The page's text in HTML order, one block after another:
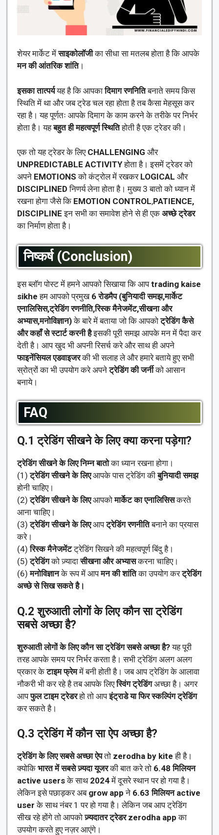
शेयर मार्केट मेंसाइकोलॉजीका सीधा सा मतलब होता है कि आपके
मन की आंतरिक शांति।
इसका तात्पर्ययह है कि आपकादिमाग रणनितिबनाते समय किस
स्थिति में था और जब ट्रेड चल रहा होता है तब कैसा मेहसूस कर
रहा है। यह पूर्णतः आपके दिमाग के काम करने के तरीके पर निर्भर
होता है। यहबहुत ही महत्वपूर्ण स्थितिहोती है एक ट्रेडर की।
एक तो यह ट्रेडर के लिए CHALLENGING और
UNPREDICTABLE ACTIVITYहोता है। इसमें ट्रेडर को
अपने EMOTIONS को कंट्रोल में रखकर LOGICAL और
DISCIPLINED निणर्य लेना होता है। मुख्य 3 बातो को ध्यान में
रखना होगा जैसे कि EMOTION CONTROL,PATIENCE,
DISCIPLINE इन सभी का समावेश होने से ही एक अच्छे ट्रेडर
का निर्माण होता है।
निष्कर्ष (Conclusion)
इस ब्लॉग पोस्ट में हमने आपको सिखाया कि आपtrading kaise
sikhe हम आपको प्रमुख 6 रोडमैप (बुनियादी समझ,मार्केट
एनालिसिस,ट्रेडिंग रणनीति,रिस्क मैनेजमेंट,सीखना और
अभ्यास,मनोविज्ञान)के बारे में बताया जो कि आपकोट्रेडिंग कैसे
और कहाँ से स्टार्ट करनी हैइसकी पूरी समझ आपके मन में पैदा कर
देती है। आप खुद भी अपनी रिसर्च करे और साथ ही अपने
फाइनेंसियल एडवाइजरकी भी सलाह ले और हमारे बताये हुए सभी
स्रोत्रों का भी उपयोग करे अपनेट्रेडिंग की जर्नीको आसान
बनाये।
FAQ
Q.1 ट्रेडिंग सीखने के लिए क्या करना पड़ेगा?
ट्रेडिंग सीखने के लिए निम्न बातोका ध्यान रखना होगा।
(1)ट्रेडिंग सीखने के लिएआपके पास ट्रेडिंग कीबुनियादी समझ
होनी चाहिए।
(2)ट्रेडिंग सीखने के लिएआपकोमार्केट का एनालिसिसकरते
आना चाहिए।
(3)ट्रेडिंग सीखने के लिएआपट्रेडिंग रणनीतिबनाने का प्रयास
करे।
(4)रिस्क मैनेजमेंटट्रेडिंग सिखने की महत्वपूर्ण बिंदु है।
(5)ट्रेडिंगको ज़्यादासीखना और अभ्यासकरना चाहिए।
(6)मनोविज्ञानके रूप में आपमन की शांतिका उपयोग करट्रेडिंग
अच्छे से सिख सकते है।
Q.2 शुरुआती लोगों के लिए कौन सा ट्रेडिंग
सबसे अच्छा है?
शुरुआती लोगों के लिए कौन सा ट्रेडिंग सबसे अच्छा है?यह पूरी
तरह आपके समय पर निर्भर करता है। सभी ट्रेडिंग अलग अलग
प्रकार केटाइम फ्रेममें बनी होती है। जब आप ट्रेडिंग के आलावा
नौकरी भी कर रहे है तब आपके लिएस्विंग ट्रेडिंगअच्छा है। अगर
आपफुल टाइम ट्रेडरहो तो आपइंट्राडे या फिर स्कल्पिंग ट्रेडिंग
कर सकते है।
Q.3 ट्रेडिंग में कौन सा ऐप अच्छा है?
ट्रेडिंग के लिए सबसे अच्छा ऐपतो zerodha by kite ही है।
क्योकि भारत में सबसे ज़्यदा यूजरकी बात करे तो 6.48 मिलियन
active usersके साथ 2024में दूसरे स्थान पर हो गया है।
लेकिन इसे पछाड़कर अब grow app ने 6.63 मिलियन active
user के साथ नंबर 1 पर हो गया है। लेकिन जब आप ट्रेडिंग
सीख रहे होंगे तो आपकोज़्यदातर ट्रेडर zerodha app का
उपयोग करते हुए नज़र आएंगे।